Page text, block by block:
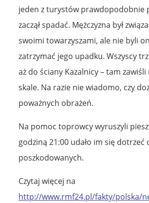
jeden z turystów prawdopodobnie
zaczął spadać. Mężczyzna był
swoimi towarzyszami, ale nie byli
zatrzymać jego upadku. Wszyscy
aż do ściany Kazalnicy – tam
skale. Na razie nie wiadomo, czy
poważnych obrażeń.
Na pomoc toprowcy wyruszyli
godziną 21:00 udało im się dotrzeć
poszkodowanych.
Czytaj więcej na
http://www.rmf24.pl/fakty/polska/